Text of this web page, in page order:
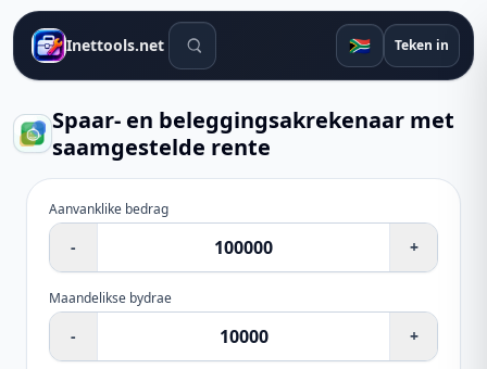
Inettools.net Soek gereedskap 🇿🇦 Teken in
Spaar- en beleggingsakrekenaar met
saamgestelde rente
Aanvanklike bedrag
- +
Maandelikse bydrae
- +